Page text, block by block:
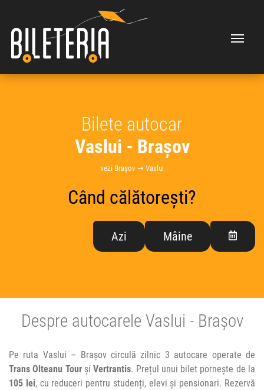
Bilete autocar
Vaslui - Brașov
vezi Brașov ➞ Vaslui
Când călătorești?
Azi Mâine
Despre autocarele Vaslui - Brașov
Pe ruta Vaslui – Brașov circulă zilnic 3 autocare operate de
Trans Olteanu TourșiVertrantis. Prețul unui bilet pornește de la
105 lei, cu reduceri pentru studenți, elevi și pensionari. Rezervă